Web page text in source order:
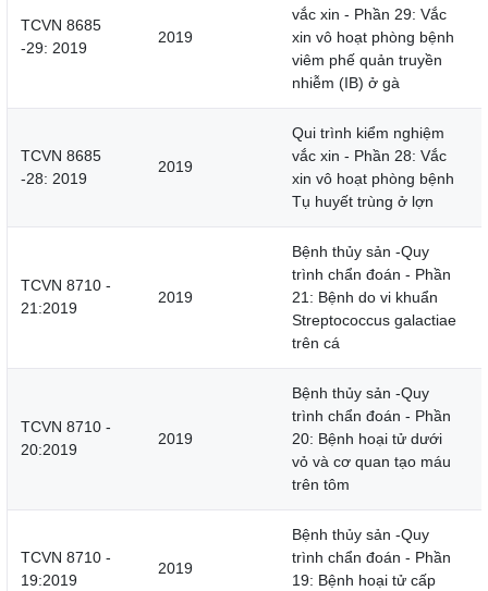
TCVN 8685
-29: 2019
2019
vắc xin - Phần 29: Vắc
xin vô hoạt phòng bệnh
viêm phế quản truyền
nhiễm (IB) ở gà
TCVN 8685
-28: 2019
2019
Qui trình kiểm nghiệm
vắc xin - Phần 28: Vắc
xin vô hoạt phòng bệnh
Tụ huyết trùng ở lợn
TCVN 8710 -
21:2019
2019
Bệnh thủy sản -Quy
trình chẩn đoán - Phần
21: Bệnh do vi khuẩn
Streptococcus galactiae
trên cá
TCVN 8710 -
20:2019
2019
Bệnh thủy sản -Quy
trình chẩn đoán - Phần
20: Bệnh hoại tử dưới
vỏ và cơ quan tạo máu
trên tôm
TCVN 8710 -
19:2019
2019
Bệnh thủy sản -Quy
trình chẩn đoán - Phần
19: Bệnh hoại tử cấp